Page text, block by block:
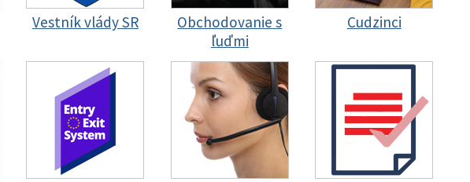
Vestník vlády SR
Obchodovanie s
ľuďmi
Cudzinci